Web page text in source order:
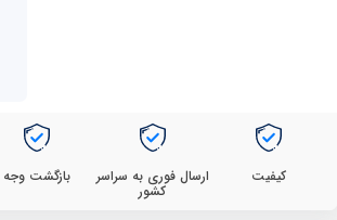
کیفیت ارسال فوری به سراسر
کشور
بازگشت وجه